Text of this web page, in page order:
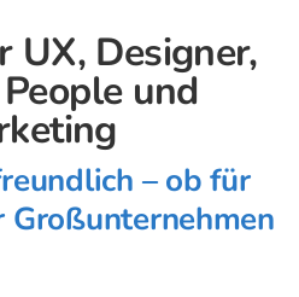
UX, Designer,
und
– ob für
Großunternehmen